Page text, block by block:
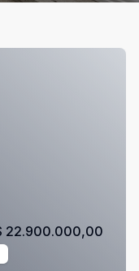
22.900.000,00